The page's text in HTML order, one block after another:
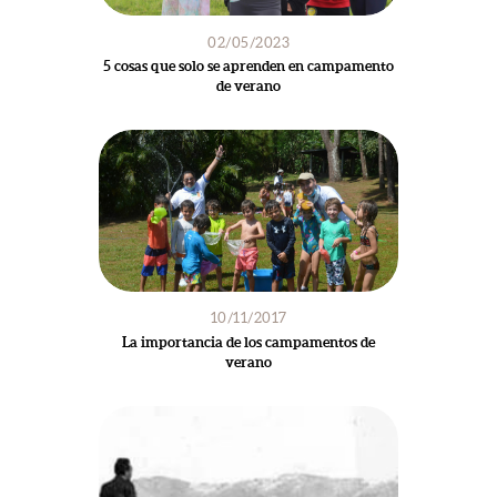
02/05/2023
5 cosas que solo se aprenden en campamento
de verano
10/11/2017
La importancia de los campamentos de
verano